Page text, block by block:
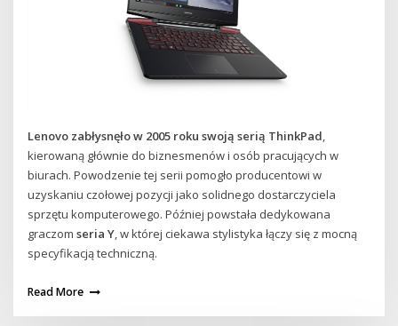
Lenovo zabłysnęło w 2005 roku swoją serią ThinkPad,
kierowaną głównie do biznesmenów i osób pracujących w
biurach. Powodzenie tej serii pomogło producentowi w
uzyskaniu czołowej pozycji jako solidnego dostarczyciela
sprzętu komputerowego. Później powstała dedykowana
graczomseria Y, w której ciekawa stylistyka łączy się z mocną
specyfikacją techniczną.
Read More